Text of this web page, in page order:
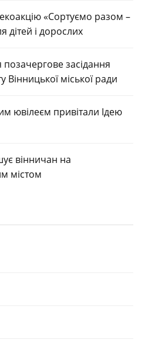
«Сортуємо разом –
дітей і дорослих
позачергове засідання
Вінницької міської ради
ювілеєм привітали Ідею
вінничан на
містом